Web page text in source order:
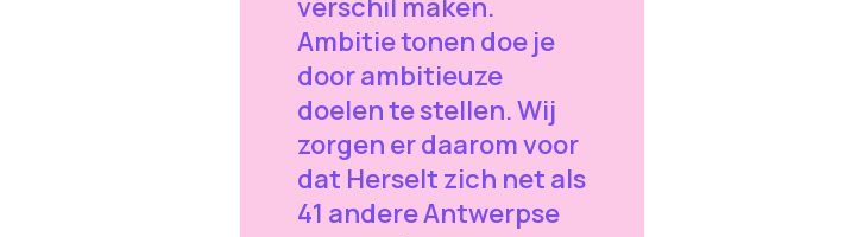
Ambitie tonen doe je
door ambitieuze
doelen te stellen. Wij
zorgen er daarom voor
dat Herselt zich net als
41 andere Antwerpse